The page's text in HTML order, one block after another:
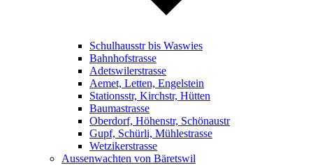
Schulhausstr bis Waswies
Bahnhofstrasse
Adetswilerstrasse
Aemet, Letten, Engelstein
Stationsstr, Kirchstr, Hütten
Baumastrasse
Oberdorf, Höhenstr, Schönaustr
Gupf, Schürli, Mühlestrasse
Wetzikerstrasse
Aussenwachten von Bäretswil